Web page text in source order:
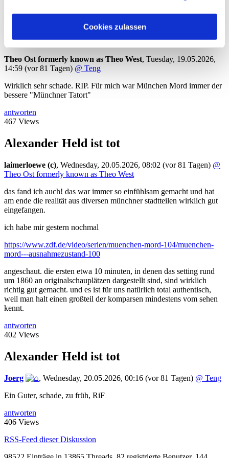
Cookies zulassen
450 Views
Alexander Held ist tot
Theo Ost formerly known as Theo West, Tuesday, 19.05.2026,
14:59 (vor 81 Tagen) @ Teng
Wirklich sehr schade. RIP. Für mich war München Mord immer der
bessere "Münchner Tatort"
antworten
467 Views
Alexander Held ist tot
laimerloewe (c), Wednesday, 20.05.2026, 08:02 (vor 81 Tagen) @
Theo Ost formerly known as Theo West
das fand ich auch! das war immer so einfühlsam gemacht und hat
am ende die realität aus diversen münchner stadtteilen wirklich gut
eingefangen.
ich habe mir gestern nochmal
https://www.zdf.de/video/serien/muenchen-mord-104/muenchen-
mord---ausnahmezustand-100
angeschaut. die ersten etwa 10 minuten, in denen das setting rund
um 1860 an originalschauplätzen dargestellt sind, sind wirklich
richtig gut gemacht. und es ist für uns natürlich total authentisch,
weil man halt einen großteil der komparsen mindestens vom sehen
kennt.
antworten
402 Views
Alexander Held ist tot
Joerg , Wednesday, 20.05.2026, 00:16 (vor 81 Tagen) @ Teng
Ein Guter, schade, zu früh, RiF
antworten
406 Views
RSS-Feed dieser Diskussion